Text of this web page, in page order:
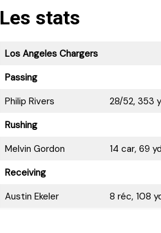
Les stats
Los Angeles Chargers
Passing
Philip Rivers
28/52, 353
Rushing
Melvin Gordon
14 car, 69
Receiving
Austin Ekeler
8 réc, 108